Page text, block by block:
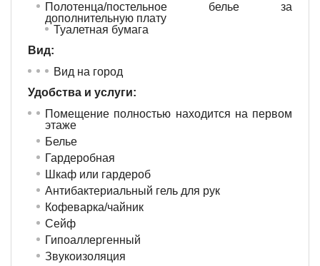
Полотенца/постельное белье за
дополнительную плату
Туалетная бумага
Вид:
Вид на город
Удобства и услуги: ​
Помещение полностью находится на первом
этаже
Белье
Гардеробная
Шкаф или гардероб
Антибактериальный гель для рук
Кофеварка/чайник
Сейф
Гипоаллергенный
Звукоизоляция